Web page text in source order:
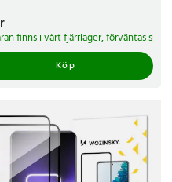
7 arbetsdagar
79 kr
finns i vårt fjärrlager, förväntas
Köp